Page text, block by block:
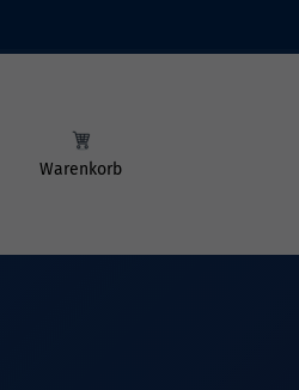
Warenkorb